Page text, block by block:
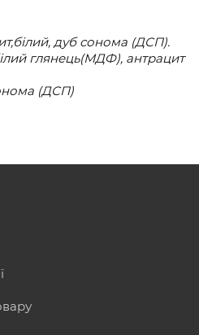
дуб сонома (ДСП).
глянець(МДФ), антрацит
(ДСП)